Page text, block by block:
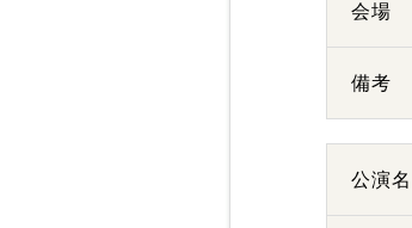
会場
備考
公演名